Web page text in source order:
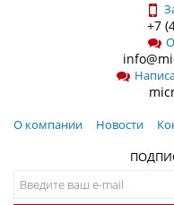
+7
О компании Новости